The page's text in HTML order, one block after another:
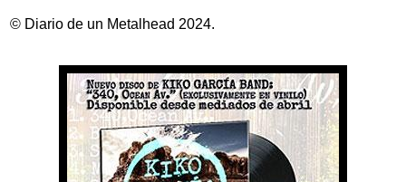
© Diario de un Metalhead 2024.